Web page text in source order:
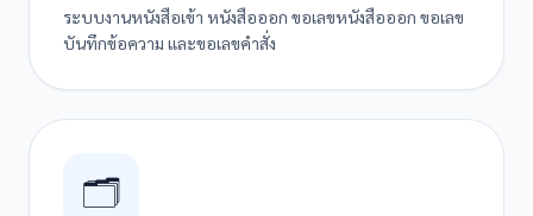
ระบบงานหนังสือเข้า หนังสือออก ขอเลขหนังสือออก ขอเลข
บันทึกข้อความ และขอเลขคำสั่ง
🗂️